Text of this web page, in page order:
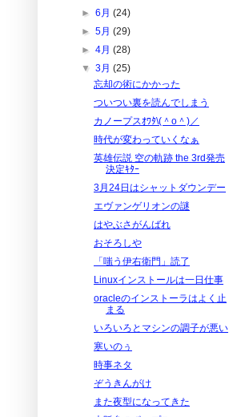
►6月(24)
►5月(29)
►4月(28)
▼3月(25)
忘却の術にかかった
ついつい裏を読んでしまう
カノープスｵﾜﾀ\(＾o＾)／
時代が変わっていくなぁ
英雄伝説 空の軌跡 the 3rd発売
決定ｷﾀｰ
3月24日はシャットダウンデー
エヴァンゲリオンの謎
はやぶさがんばれ
おそろしや
「嗤う伊右衛門」読了
Linuxインストールは一日仕事
oracleのインストーラはよく止
まる
いろいろとマシンの調子が悪い
寒いのぅ
時事ネタ
ぞうきんがけ
また夜型になってきた